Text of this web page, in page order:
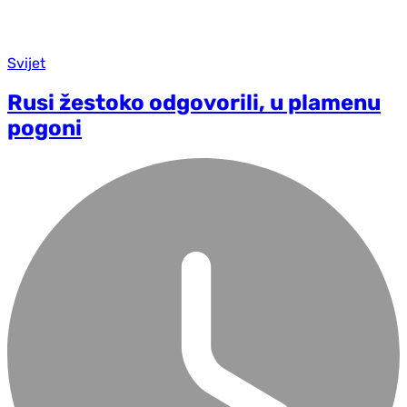
Svijet
Rusi žestoko odgovorili, u plamenu
pogoni